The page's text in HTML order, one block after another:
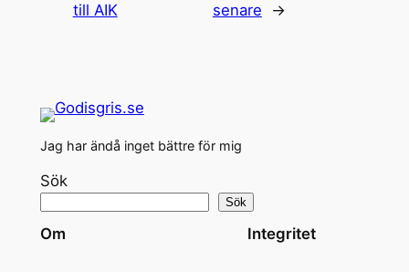
till AIK
senare
→
Jag har ändå inget bättre för mig
Sök
Sök
Om Integritet